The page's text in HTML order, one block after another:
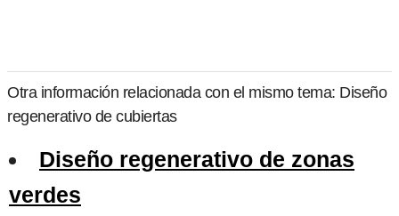
Otra información relacionada con el mismo tema: Diseño
regenerativo de cubiertas
Diseño regenerativo de zonas
verdes